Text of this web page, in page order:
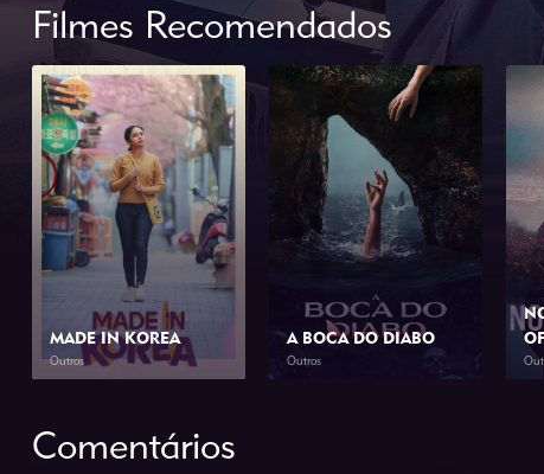
Filmes Recomendados
MADE IN KOREA
Outros
A BOCA DO DIABO
Outros
Comentários